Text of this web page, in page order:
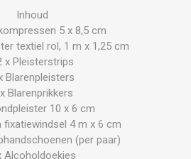
Inhoud
5 x 8,5 cm
textiel rol, 1 m x 1,25 cm
x Pleisterstrips
Blarenpleisters
Blarenprikkers
10 x 6 cm
fixatiewindsel 4 m x 6 cm
(per paar)
Alcoholdoekjes